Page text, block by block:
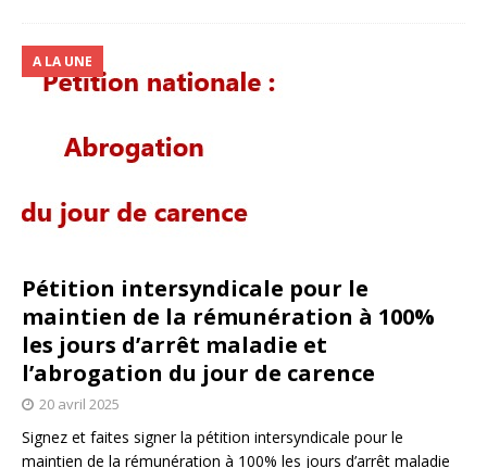
Pétition intersyndicale pour le
maintien de la rémunération à 100%
les jours d’arrêt maladie et
l’abrogation du jour de carence
A LA UNE
20 avril 2025
Signez et faites signer la pétition intersyndicale pour le
maintien de la rémunération à 100% les jours d’arrêt maladie